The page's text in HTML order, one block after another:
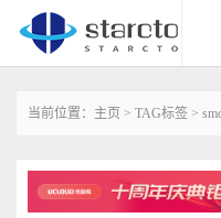
当前位置： 主页 > TAG标签 >